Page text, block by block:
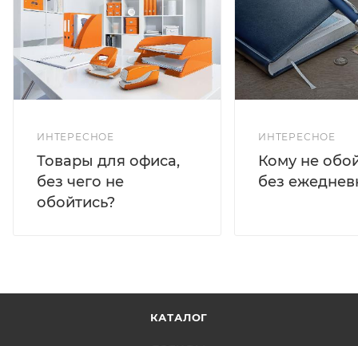
ИНТЕРЕСНОЕ
Товары для офиса,
без чего не
обойтись?
ИНТЕРЕСНОЕ
Кому не
без
КАТАЛОГ